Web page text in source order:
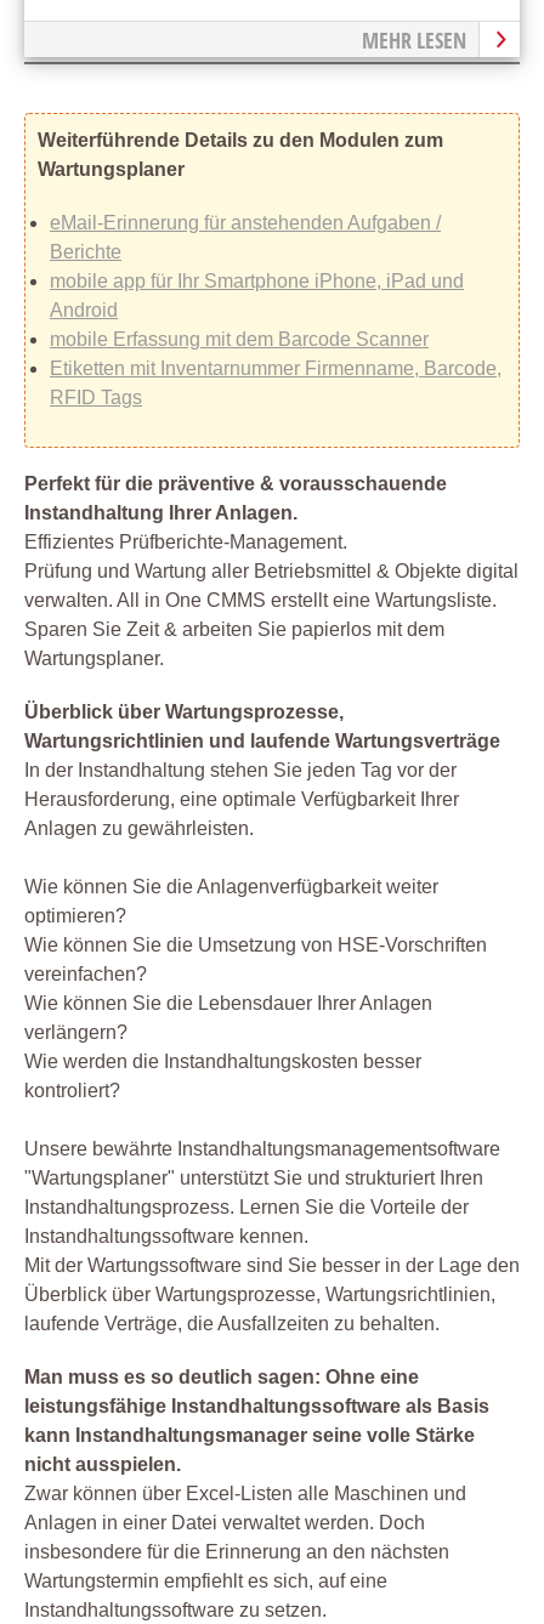
MEHR LESEN
Weiterführende Details zu den Modulen zum
Wartungsplaner
eMail-Erinnerung für anstehenden Aufgaben /
Berichte
mobile app für Ihr Smartphone iPhone, iPad und
Android
mobile Erfassung mit dem Barcode Scanner
Etiketten mit Inventarnummer Firmenname, Barcode,
RFID Tags
Perfekt für die präventive & vorausschauende
Instandhaltung Ihrer Anlagen.
Effizientes Prüfberichte-Management.
Prüfung und Wartung aller Betriebsmittel & Objekte digital
verwalten. All in One CMMS erstellt eine Wartungsliste.
Sparen Sie Zeit & arbeiten Sie papierlos mit dem
Wartungsplaner.
Überblick über Wartungsprozesse,
Wartungsrichtlinien und laufende Wartungsverträge
In der Instandhaltung stehen Sie jeden Tag vor der
Herausforderung, eine optimale Verfügbarkeit Ihrer
Anlagen zu gewährleisten.
Wie können Sie die Anlagenverfügbarkeit weiter
optimieren?
Wie können Sie die Umsetzung von HSE-Vorschriften
vereinfachen?
Wie können Sie die Lebensdauer Ihrer Anlagen
verlängern?
Wie werden die Instandhaltungskosten besser
kontroliert?
Unsere bewährte Instandhaltungsmanagementsoftware
"Wartungsplaner" unterstützt Sie und strukturiert Ihren
Instandhaltungsprozess. Lernen Sie die Vorteile der
Instandhaltungssoftware kennen.
Mit der Wartungssoftware sind Sie besser in der Lage den
Überblick über Wartungsprozesse, Wartungsrichtlinien,
laufende Verträge, die Ausfallzeiten zu behalten.
Man muss es so deutlich sagen: Ohne eine
leistungsfähige Instandhaltungssoftware als Basis
kann Instandhaltungsmanager seine volle Stärke
nicht ausspielen.
Zwar können über Excel-Listen alle Maschinen und
Anlagen in einer Datei verwaltet werden. Doch
insbesondere für die Erinnerung an den nächsten
Wartungstermin empfiehlt es sich, auf eine
Instandhaltungssoftware zu setzen.